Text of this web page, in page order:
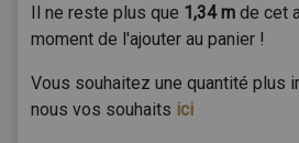
Il ne reste plus que 1,34 m de cet
moment de l'ajouter au panier !
Vous souhaitez une quantité plus
nous vos souhaits ici